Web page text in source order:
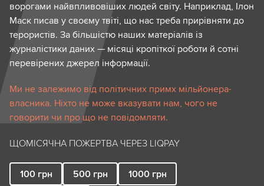
ворогами найвпливовіших людей світу. Наприклад, Ілон
Маск писав у своєму твіті, що нас треба прирівняти до
терористів. За більшістю наших матеріалів із
журналістики даних — місяці кропіткої роботи й сотні
перевірених джерел інформації.
Ми не залежимо від політичних примх мільйонера-
власника. Ніхто не може вказувати нам, чого не
говорити чи про що не повідомляти.
ЩОМІСЯЧНА ПОЖЕРТВА ЧЕРЕЗ LIQPAY
100 грн 500 грн 1000 грн